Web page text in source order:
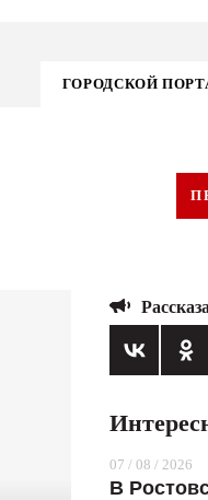
ГОРОДСКОЙ
07 / 08 / 2026
В